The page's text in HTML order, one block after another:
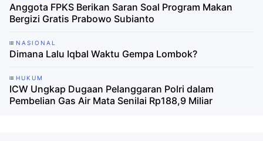
Anggota FPKS Berikan Saran Soal Program Makan
Bergizi Gratis Prabowo Subianto
NASIONAL
Dimana Lalu Iqbal Waktu Gempa Lombok?
HUKUM
ICW Ungkap Dugaan Pelanggaran Polri dalam
Pembelian Gas Air Mata Senilai Rp188,9 Miliar